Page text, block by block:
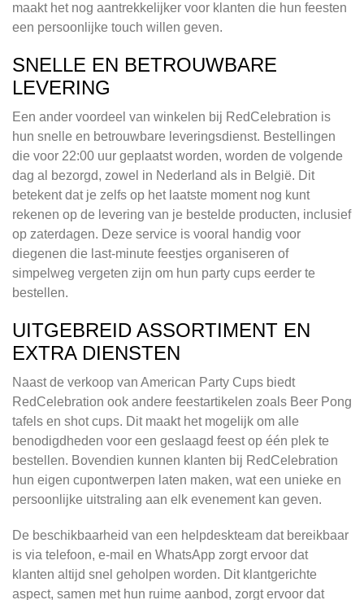
maakt het nog aantrekkelijker voor klanten die hun feesten
een persoonlijke touch willen geven.
SNELLE EN BETROUWBARE
LEVERING
Een ander voordeel van winkelen bij RedCelebration is
hun snelle en betrouwbare leveringsdienst. Bestellingen
die voor 22:00 uur geplaatst worden, worden de volgende
dag al bezorgd, zowel in Nederland als in België. Dit
betekent dat je zelfs op het laatste moment nog kunt
rekenen op de levering van je bestelde producten, inclusief
op zaterdagen. Deze service is vooral handig voor
diegenen die last-minute feestjes organiseren of
simpelweg vergeten zijn om hun party cups eerder te
bestellen.
UITGEBREID ASSORTIMENT EN
EXTRA DIENSTEN
Naast de verkoop van American Party Cups biedt
RedCelebration ook andere feestartikelen zoals Beer Pong
tafels en shot cups. Dit maakt het mogelijk om alle
benodigdheden voor een geslaagd feest op één plek te
bestellen. Bovendien kunnen klanten bij RedCelebration
hun eigen cupontwerpen laten maken, wat een unieke en
persoonlijke uitstraling aan elk evenement kan geven.
De beschikbaarheid van een helpdeskteam dat bereikbaar
is via telefoon, e-mail en WhatsApp zorgt ervoor dat
klanten altijd snel geholpen worden. Dit klantgerichte
aspect, samen met hun ruime aanbod, zorgt ervoor dat